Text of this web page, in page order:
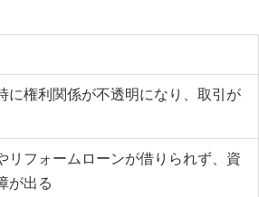
に権利関係が不透明になり、取引が
リフォームローンが借りられず、資
が出る